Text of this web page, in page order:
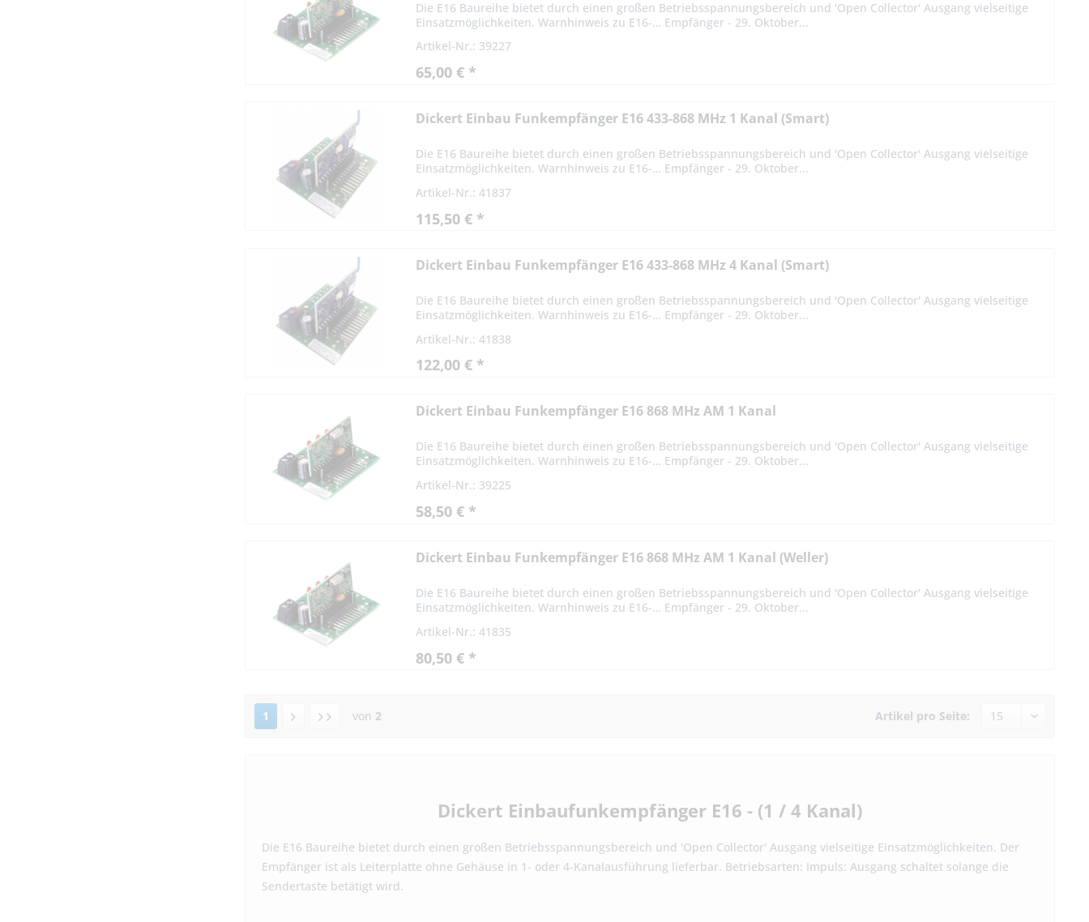
Die E16 Baureihe bietet durch einen großen Betriebsspannungsbereich und 'Open Collector' Ausgang vielseitige
Einsatzmöglichkeiten. Warnhinweis zu E16-… Empfänger - 29. Oktober...
Artikel-Nr.: 39227
65,00 € *
Dickert Einbau Funkempfänger E16 433-868 MHz 1 Kanal (Smart)
Die E16 Baureihe bietet durch einen großen Betriebsspannungsbereich und 'Open Collector' Ausgang vielseitige
Einsatzmöglichkeiten. Warnhinweis zu E16-… Empfänger - 29. Oktober...
Artikel-Nr.: 41837
115,50 € *
Dickert Einbau Funkempfänger E16 433-868 MHz 4 Kanal (Smart)
Die E16 Baureihe bietet durch einen großen Betriebsspannungsbereich und 'Open Collector' Ausgang vielseitige
Einsatzmöglichkeiten. Warnhinweis zu E16-… Empfänger - 29. Oktober...
Artikel-Nr.: 41838
122,00 € *
Dickert Einbau Funkempfänger E16 868 MHz AM 1 Kanal
Die E16 Baureihe bietet durch einen großen Betriebsspannungsbereich und 'Open Collector' Ausgang vielseitige
Einsatzmöglichkeiten. Warnhinweis zu E16-… Empfänger - 29. Oktober...
Artikel-Nr.: 39225
58,50 € *
Dickert Einbau Funkempfänger E16 868 MHz AM 1 Kanal (Weller)
Die E16 Baureihe bietet durch einen großen Betriebsspannungsbereich und 'Open Collector' Ausgang vielseitige
Einsatzmöglichkeiten. Warnhinweis zu E16-… Empfänger - 29. Oktober...
Artikel-Nr.: 41835
80,50 € *
1 von 2 Artikel pro Seite:
Dickert Einbaufunkempfänger E16 - (1 / 4 Kanal)
Die E16 Baureihe bietet durch einen großen Betriebsspannungsbereich und 'Open Collector' Ausgang vielseitige Einsatzmöglichkeiten. Der
Empfänger ist als Leiterplatte ohne Gehäuse in 1- oder 4-Kanalausführung lieferbar. Betriebsarten: Impuls: Ausgang schaltet solange die
Sendertaste betätigt wird.